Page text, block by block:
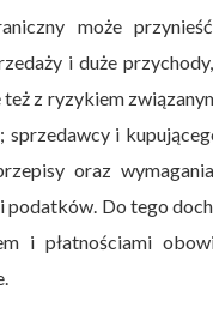
może
i duże
też z ryzykiem
sprzedawcy i
oraz
podatków. Do tego
i płatnościami